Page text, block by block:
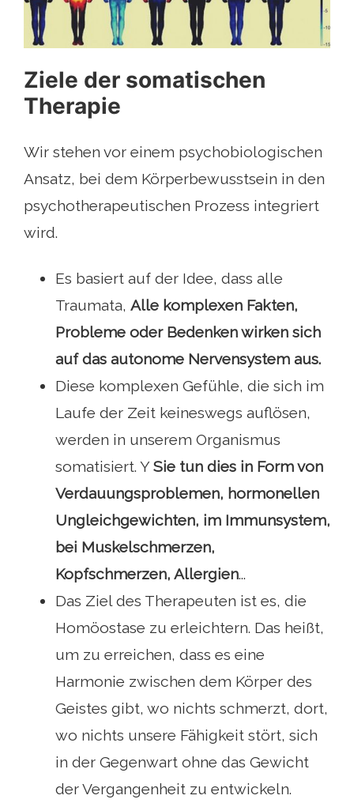
Ziele der somatischen
Therapie
Wir stehen vor einem psychobiologischen
Ansatz, bei dem Körperbewusstsein in den
psychotherapeutischen Prozess integriert
wird.
Es basiert auf der Idee, dass alle
Traumata, Alle komplexen Fakten,
Probleme oder Bedenken wirken sich
auf das autonome Nervensystem aus.
Diese komplexen Gefühle, die sich im
Laufe der Zeit keineswegs auflösen,
werden in unserem Organismus
somatisiert. Y Sie tun dies in Form von
Verdauungsproblemen, hormonellen
Ungleichgewichten, im Immunsystem,
bei Muskelschmerzen,
Kopfschmerzen, Allergien...
Das Ziel des Therapeuten ist es, die
Homöostase zu erleichtern. Das heißt,
um zu erreichen, dass es eine
Harmonie zwischen dem Körper des
Geistes gibt, wo nichts schmerzt, dort,
wo nichts unsere Fähigkeit stört, sich
in der Gegenwart ohne das Gewicht
der Vergangenheit zu entwickeln.